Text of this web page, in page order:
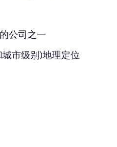
公司之一
市级别)地理定位